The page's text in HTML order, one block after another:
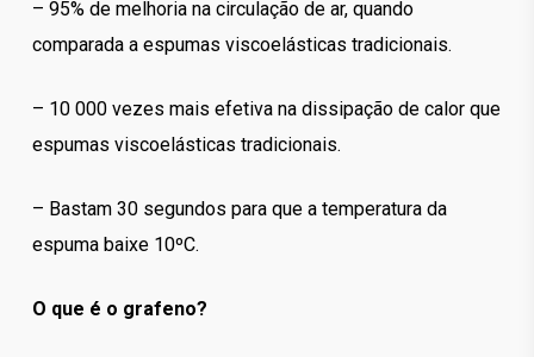
– 95% de melhoria na circulação de ar, quando
comparada a espumas viscoelásticas tradicionais.
– 10 000 vezes mais efetiva na dissipação de calor que
espumas viscoelásticas tradicionais.
– Bastam 30 segundos para que a temperatura da
espuma baixe 10ºC.
O que é o grafeno?